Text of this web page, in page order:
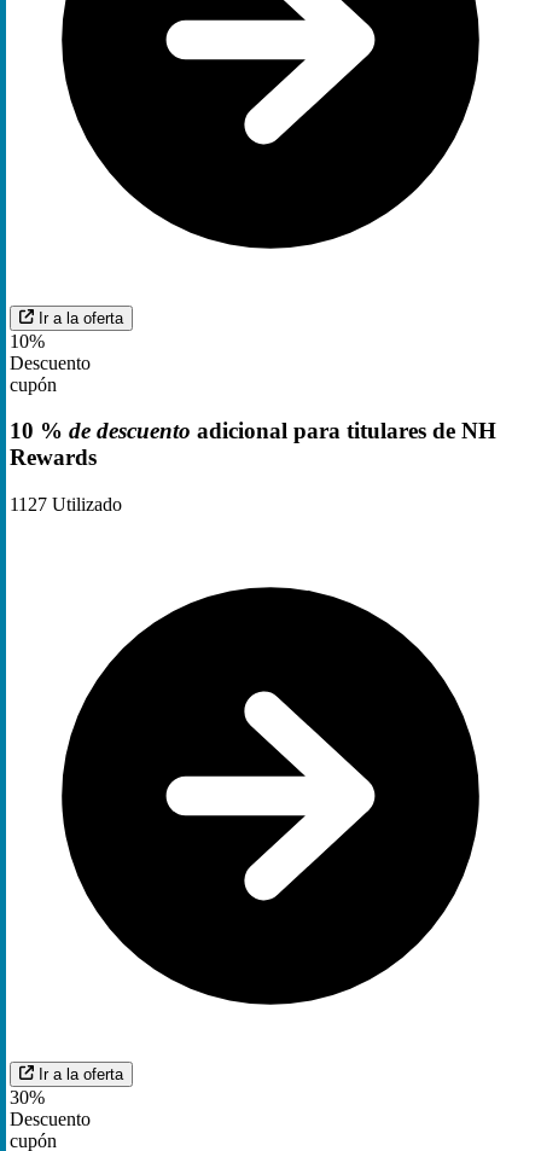
Ir a la oferta
10%
Descuento
cupón
10 % de descuento adicional para titulares de NH
Rewards
1127 Utilizado
Ir a la oferta
30%
Descuento
cupón